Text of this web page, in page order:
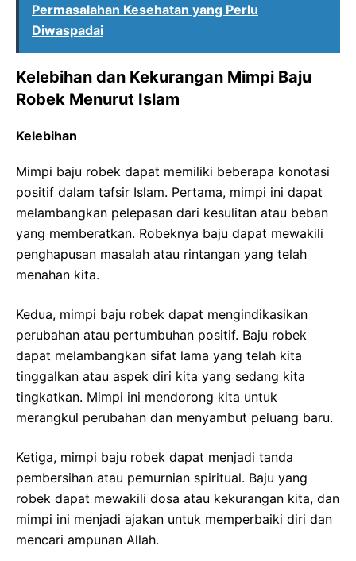
Permasalahan Kesehatan yang Perlu
Diwaspadai
Kelebihan dan Kekurangan Mimpi Baju
Robek Menurut Islam
Kelebihan
Mimpi baju robek dapat memiliki beberapa konotasi
positif dalam tafsir Islam. Pertama, mimpi ini dapat
melambangkan pelepasan dari kesulitan atau beban
yang memberatkan. Robeknya baju dapat mewakili
penghapusan masalah atau rintangan yang telah
menahan kita.
Kedua, mimpi baju robek dapat mengindikasikan
perubahan atau pertumbuhan positif. Baju robek
dapat melambangkan sifat lama yang telah kita
tinggalkan atau aspek diri kita yang sedang kita
tingkatkan. Mimpi ini mendorong kita untuk
merangkul perubahan dan menyambut peluang baru.
Ketiga, mimpi baju robek dapat menjadi tanda
pembersihan atau pemurnian spiritual. Baju yang
robek dapat mewakili dosa atau kekurangan kita, dan
mimpi ini menjadi ajakan untuk memperbaiki diri dan
mencari ampunan Allah.